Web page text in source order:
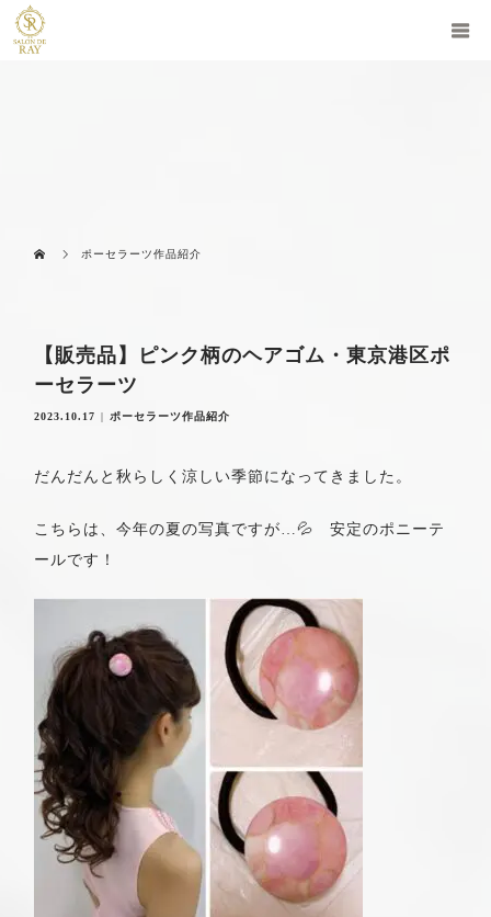
ポーセラーツ作品紹介
【販売品】ピンク柄のヘアゴム・東京港区ポ
ーセラーツ
2023.10.17 ポーセラーツ作品紹介
だんだんと秋らしく涼しい季節になってきました。
こちらは、今年の夏の写真ですが…💦 安定のポニーテ
ールです！